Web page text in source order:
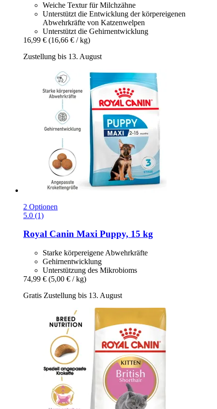
Weiche Textur für Milchzähne
Unterstützt die Entwicklung der körpereigenen
Abwehrkräfte von Katzenwelpen
Unterstützt die Gehirnentwicklung
16,99 € (16,66 € / kg)
Zustellung bis 13. August
2 Optionen
5.0 (1)
Royal Canin Maxi Puppy, 15 kg
Starke körpereigene Abwehrkräfte
Gehirnentwicklung
Unterstützung des Mikrobioms
74,99 € (5,00 € / kg)
Gratis Zustellung bis 13. August